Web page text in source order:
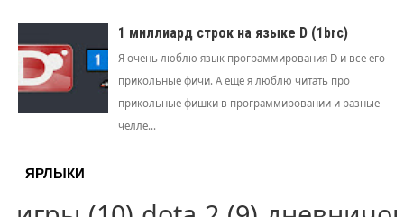
1 миллиард строк на языке D (1brc)
Я очень люблю язык программирования D и все его
прикольные фичи. А ещё я люблю читать про
прикольные фишки в программировании и разные
челле...
ЯРЛЫКИ